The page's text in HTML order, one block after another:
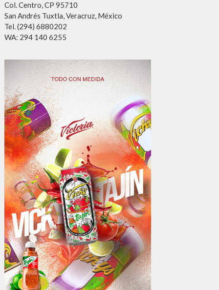
Col. Centro, CP 95710
San Andrés Tuxtla, Veracruz, México
Tel. (294) 6880202
WA: 294 140 6255